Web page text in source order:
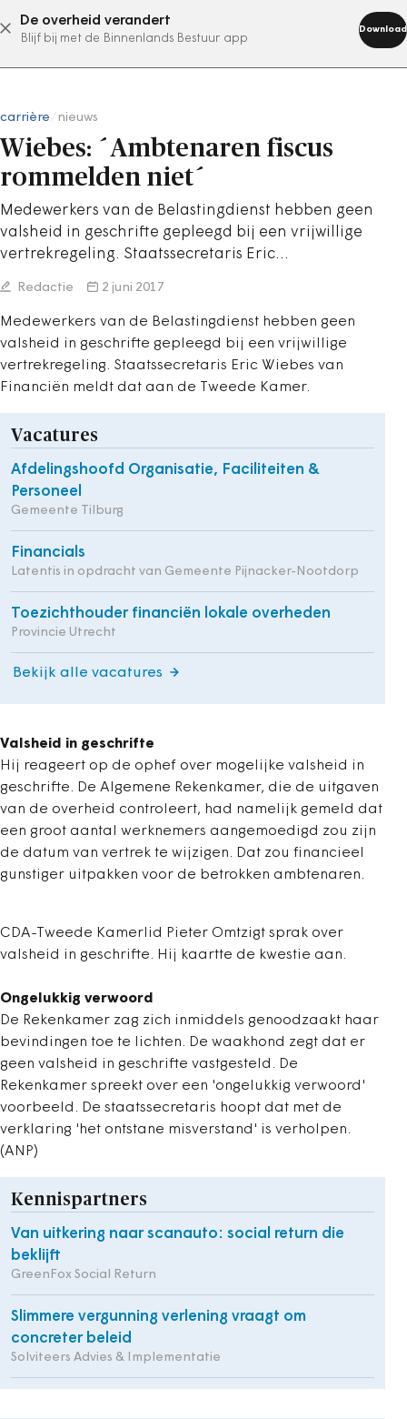
De overheid verandert
Blijf bij met de Binnenlands Bestuur app
Download
abonneer nu
carrière nieuws
Wiebes: ´Ambtenaren fiscus
rommelden niet´
Medewerkers van de Belastingdienst hebben geen
valsheid in geschrifte gepleegd bij een vrijwillige
vertrekregeling. Staatssecretaris Eric…
Redactie 2 juni 2017
Medewerkers van de Belastingdienst hebben geen
valsheid in geschrifte gepleegd bij een vrijwillige
vertrekregeling. Staatssecretaris Eric Wiebes van
Financiën meldt dat aan de Tweede Kamer.
Vacatures
Afdelingshoofd Organisatie, Faciliteiten &
Personeel
Gemeente Tilburg
Financials
Latentis in opdracht van Gemeente Pijnacker-Nootdorp
Toezichthouder financiën lokale overheden
Provincie Utrecht
Bekijk alle vacatures
Valsheid in geschrifte
Hij reageert op de ophef over mogelijke valsheid in
geschrifte. De Algemene Rekenkamer, die de uitgaven
van de overheid controleert, had namelijk gemeld dat
een groot aantal werknemers aangemoedigd zou zijn
de datum van vertrek te wijzigen. Dat zou financieel
gunstiger uitpakken voor de betrokken ambtenaren.
CDA-Tweede Kamerlid Pieter Omtzigt sprak over
valsheid in geschrifte. Hij kaartte de kwestie aan.
Ongelukkig verwoord
De Rekenkamer zag zich inmiddels genoodzaakt haar
bevindingen toe te lichten. De waakhond zegt dat er
geen valsheid in geschrifte vastgesteld. De
Rekenkamer spreekt over een 'ongelukkig verwoord'
voorbeeld. De staatssecretaris hoopt dat met de
verklaring 'het ontstane misverstand' is verholpen.
(ANP)
Kennispartners
Van uitkering naar scanauto: social return die
beklijft
GreenFox Social Return
Slimmere vergunning verlening vraagt om
concreter beleid
Solviteers Advies & Implementatie